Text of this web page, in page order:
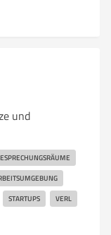
und
STARTUPS VERL